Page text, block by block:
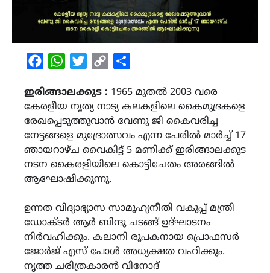
FacebookWhatsAppTwitterCopy
ഇരിങ്ങാലക്കുട : 1965 മുതൽ 2003 വരെ
കേരളീയ നൃത്യ നാട്യ കലകളിലെ കൈമുദ്രകളെ
രേഖപ്പെടുത്തുവാൻ വേണു ജി കൈവരിച്ച
നേട്ടങ്ങളെ മുദ്രോത്സവം എന്ന പേരിൽ മാർച്ച് 17
ഞായറാഴ്ച വൈകിട്ട് 5 മണിക്ക് ഇരിങ്ങാലക്കുട
നടന കൈരളിയിലെ കൊട്ടിചേതം അരങ്ങിൽ
ആഘോഷിക്കുന്നു.
ഉന്നത വിദ്യാഭ്യാസ സാമൂഹ്യനീതി വകുപ്പ് മന്ത്രി
ഡോക്ടർ ആർ ബിന്ദു ചടങ്ങ് ഉദ്ഘാടനം
നിർവഹിക്കും. കലാനി രൂപകനായ പ്രൊഫസർ
ജോർജ് എസ് പോൾ അധ്യക്ഷത വഹിക്കും.
നൃത്ത ചരിത്രകാരൻ വിനോദ്